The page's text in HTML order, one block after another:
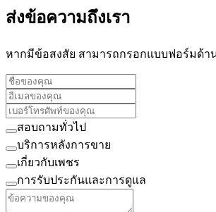
ส่งข้อความถึงเรา
หากมีข้อสงสัย สามารถกรอกแบบฟอร์มด้า
สอบถามทั่วไป
บริการหลังการขาย
เกี่ยวกับเพชร
การรับประกันและการดูแล